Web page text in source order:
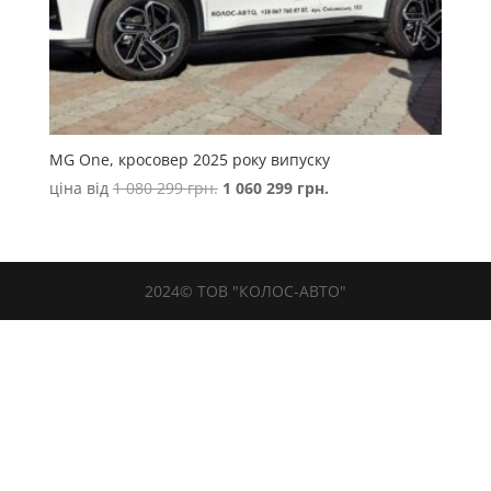
MG One, кросовер 2025 року випуску
ціна від 1 080 299грн. Оригінальна
080
299 грн..
1 060 299 грн.Поточна
060
299 грн..
2024© ТОВ "КОЛОС-АВТО"